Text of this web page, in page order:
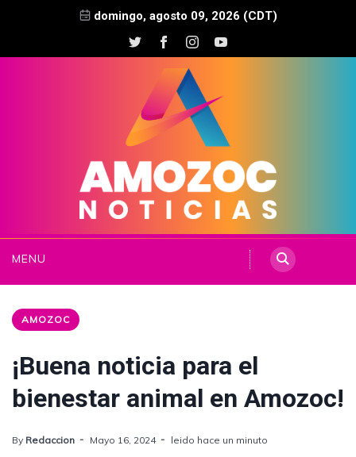
domingo, agosto 09, 2026 (CDT)
MENU
AMOZOC
¡Buena noticia para el
bienestar animal en Amozoc!
By Redaccion Mayo 16, 2024 leido hace un minuto